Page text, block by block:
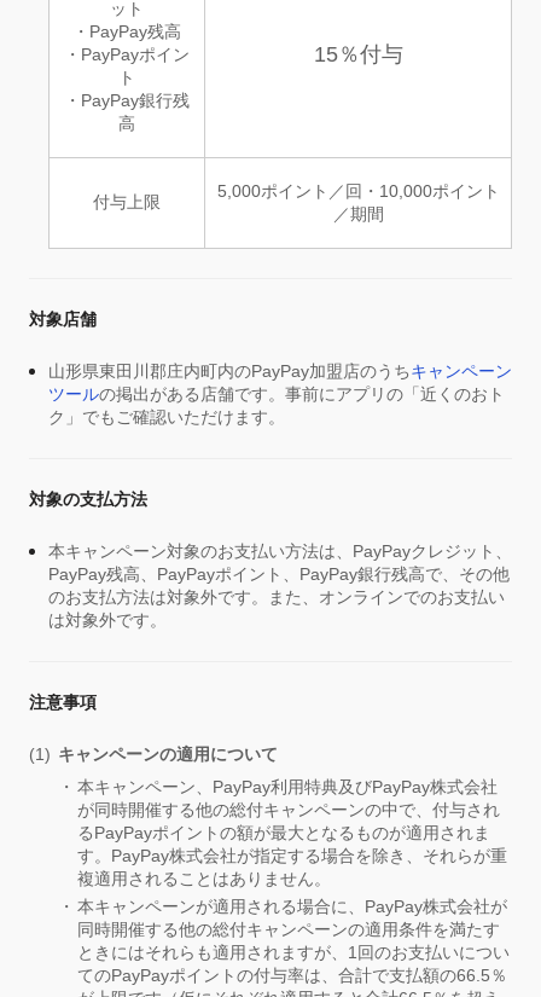
ット
・PayPay残高
・PayPayポイン
ト
・PayPay銀行残
高
15％付与
付与上限
5,000ポイント／回・10,000ポイント
／期間
対象店舗
山形県東田川郡庄内町内のPayPay加盟店のうちキャンペーン
ツールの掲出がある店舗です。事前にアプリの「近くのおト
ク」でもご確認いただけます。
対象の支払方法
本キャンペーン対象のお支払い方法は、PayPayクレジット、
PayPay残高、PayPayポイント、PayPay銀行残高で、その他
のお支払方法は対象外です。また、オンラインでのお支払い
は対象外です。
注意事項
キャンペーンの適用について
本キャンペーン、PayPay利用特典及びPayPay株式会社
が同時開催する他の総付キャンペーンの中で、付与され
るPayPayポイントの額が最大となるものが適用されま
す。PayPay株式会社が指定する場合を除き、それらが重
複適用されることはありません。
本キャンペーンが適用される場合に、PayPay株式会社が
同時開催する他の総付キャンペーンの適用条件を満たす
ときにはそれらも適用されますが、1回のお支払いについ
てのPayPayポイントの付与率は、合計で支払額の66.5％